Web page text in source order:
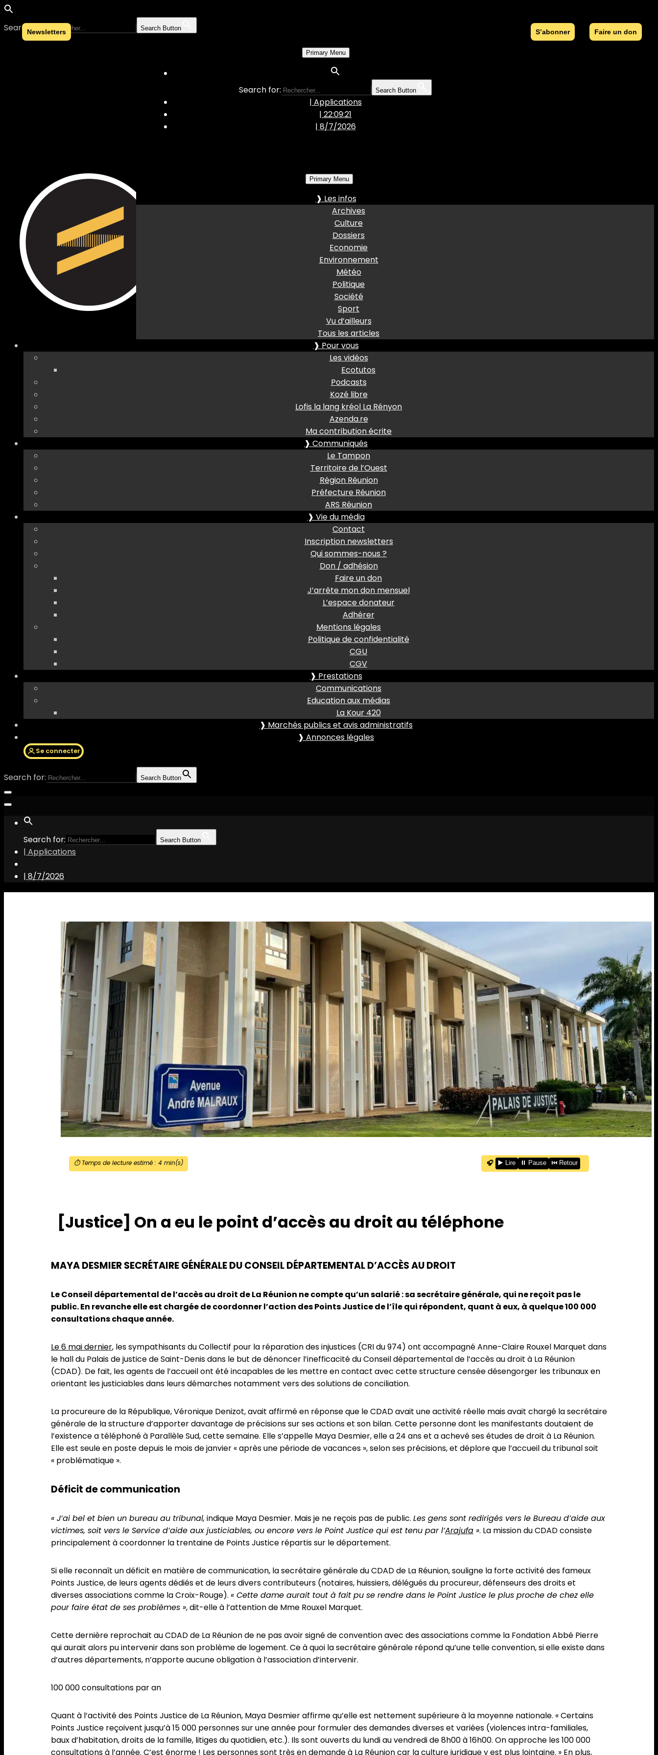
Search for: Search Button
Skip to content
Primary Menu
Search for: Search Button
| Applications
| 22:09:22
| 8/7/2026
Primary Menu
❱ Les infos
Archives
Culture
Dossiers
Economie
Environnement
Météo
Politique
Société
Sport
Vu d’ailleurs
Tous les articles
❱ Pour vous
Les vidéos
Ecotutos
Podcasts
Kozé libre
Lofis la lang kréol La Rényon
Azenda.re
Ma contribution écrite
❱ Communiqués
Le Tampon
Territoire de l’Ouest
Région Réunion
Préfecture Réunion
ARS Réunion
❱ Vie du média
Contact
Inscription newsletters
Qui sommes-nous ?
Don / adhésion
Faire un don
J’arrête mon don mensuel
L’espace donateur
Adhérer
Mentions légales
Politique de confidentialité
CGU
CGV
❱ Prestations
Communications
Education aux médias
La Kour 420
❱ Marchés publics et avis administratifs
❱ Annonces légales
Se connecter
Search for: Search Button
Search for: Search Button
| Applications
| 8/7/2026
⏱️ Temps de lecture estimé : 4 min(s) 🎧 ▶️ Lire ⏸️ Pause ⏮️ Retour
[Justice] On a eu le point d’accès au droit au téléphone
MAYA DESMIER SECRÉTAIRE GÉNÉRALE DU CONSEIL DÉPARTEMENTAL D’ACCÈS AU DROIT
Le Conseil départemental de l’accès au droit de La Réunion ne compte qu’un salarié : sa secrétaire générale, qui ne reçoit pas le
public. En revanche elle est chargée de coordonner l’action des Points Justice de l’île qui répondent, quant à eux, à quelque 100 000
consultations chaque année.
Le 6 mai dernier, les sympathisants du Collectif pour la réparation des injustices (CRI du 974) ont accompagné Anne-Claire Rouxel Marquet dans
le hall du Palais de justice de Saint-Denis dans le but de dénoncer l’inefficacité du Conseil départemental de l’accès au droit à La Réunion
(CDAD). De fait, les agents de l’accueil ont été incapables de les mettre en contact avec cette structure censée désengorger les tribunaux en
orientant les justiciables dans leurs démarches notamment vers des solutions de conciliation.
La procureure de la République, Véronique Denizot, avait affirmé en réponse que le CDAD avait une activité réelle mais avait chargé la secrétaire
générale de la structure d’apporter davantage de précisions sur ses actions et son bilan. Cette personne dont les manifestants doutaient de
l’existence a téléphoné à Parallèle Sud, cette semaine. Elle s’appelle Maya Desmier, elle a 24 ans et a achevé ses études de droit à La Réunion.
Elle est seule en poste depuis le mois de janvier « après une période de vacances », selon ses précisions, et déplore que l’accueil du tribunal soit
« problématique ».
Déficit de communication
« J’ai bel et bien un bureau au tribunal, indique Maya Desmier. Mais je ne reçois pas de public. Les gens sont redirigés vers le Bureau d’aide aux
victimes, soit vers le Service d’aide aux justiciables, ou encore vers le Point Justice qui est tenu par l’Arajufa ». La mission du CDAD consiste
principalement à coordonner la trentaine de Points Justice répartis sur le département.
Si elle reconnaît un déficit en matière de communication, la secrétaire générale du CDAD de La Réunion, souligne la forte activité des fameux
Points Justice, de leurs agents dédiés et de leurs divers contributeurs (notaires, huissiers, délégués du procureur, défenseurs des droits et
diverses associations comme la Croix-Rouge). « Cette dame aurait tout à fait pu se rendre dans le Point Justice le plus proche de chez elle
pour faire état de ses problèmes », dit-elle à l’attention de Mme Rouxel Marquet.
Cette dernière reprochait au CDAD de La Réunion de ne pas avoir signé de convention avec des associations comme la Fondation Abbé Pierre
qui aurait alors pu intervenir dans son problème de logement. Ce à quoi la secrétaire générale répond qu’une telle convention, si elle existe dans
d’autres départements, n’apporte aucune obligation à l’association d’intervenir.
100 000 consultations par an
Quant à l’activité des Points Justice de La Réunion, Maya Desmier affirme qu’elle est nettement supérieure à la moyenne nationale. « Certains
Points Justice reçoivent jusqu’à 15 000 personnes sur une année pour formuler des demandes diverses et variées (violences intra-familiales,
baux d’habitation, droits de la famille, litiges du quotidien, etc.). Ils sont ouverts du lundi au vendredi de 8h00 à 16h00. On approche les 100 000
consultations à l’année. C’est énorme ! Les personnes sont très en demande à La Réunion car la culture juridique y est plus lointaine. » En plus,
S’abonner Faire un don
Newsletters